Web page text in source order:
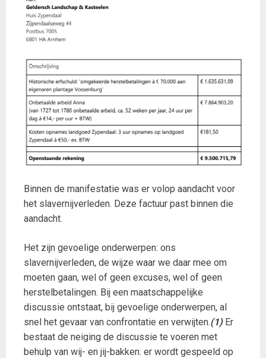
Binnen de manifestatie was er volop aandacht voor
het slavernijverleden. Deze factuur past binnen die
aandacht.
Het zijn gevoelige onderwerpen: ons
slavernijverleden, de wijze waar we daar mee om
moeten gaan, wel of geen excuses, wel of geen
herstelbetalingen. Bij een maatschappelijke
discussie ontstaat, bij gevoelige onderwerpen, al
snel het gevaar van confrontatie en verwijten.(1)Er
bestaat de neiging de discussie te voeren met
behulp van wij- en jij-bakken: er wordt gespeeld op